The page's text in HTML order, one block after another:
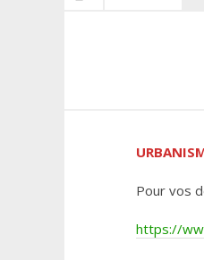
Pour vos
https://